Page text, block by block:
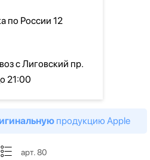
по России 12
с Лиговский пр.
21:00
продукцию Apple
арт. 80